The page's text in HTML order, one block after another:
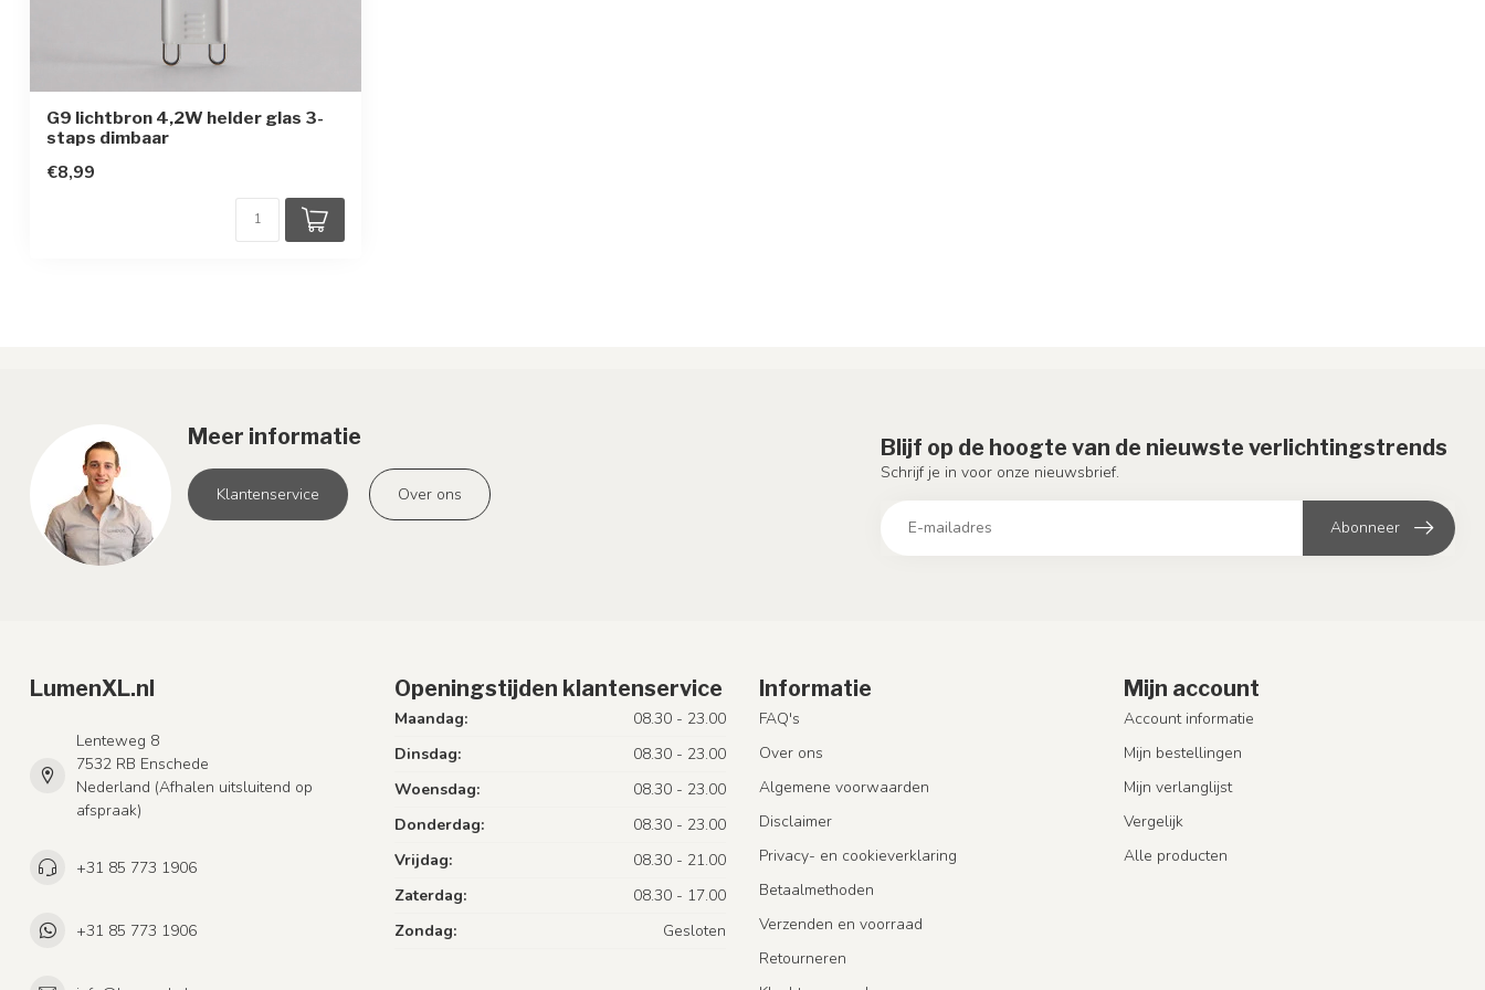
G9 lichtbron 4,2W helder glas 3-
staps dimbaar
€8,99
Meer informatie
Klantenservice Over ons
Blijf op de hoogte van de nieuwste verlichtingstrends
Schrijf je in voor onze nieuwsbrief.
Abonneer
LumenXL.nl
Lenteweg 8
7532 RB Enschede
Nederland (Afhalen uitsluitend op
afspraak)
+31 85 773 1906
+31 85 773 1906
Openingstijden klantenservice
Maandag:
08.30 - 23.00
Dinsdag:
08.30 - 23.00
Woensdag:
08.30 - 23.00
Donderdag:
08.30 - 23.00
Vrijdag:
08.30 - 21.00
Zaterdag:
08.30 - 17.00
Zondag:
Gesloten
Informatie
FAQ's
Over ons
Algemene voorwaarden
Disclaimer
Privacy- en cookieverklaring
Betaalmethoden
Verzenden en voorraad
Retourneren
Mijn account
Account informatie
Mijn bestellingen
Mijn verlanglijst
Vergelijk
Alle producten